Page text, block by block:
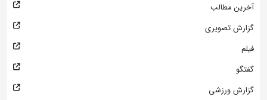
آخرین مطالب
گزارش تصویری
فیلم
گفتگو
گزارش ورزشی